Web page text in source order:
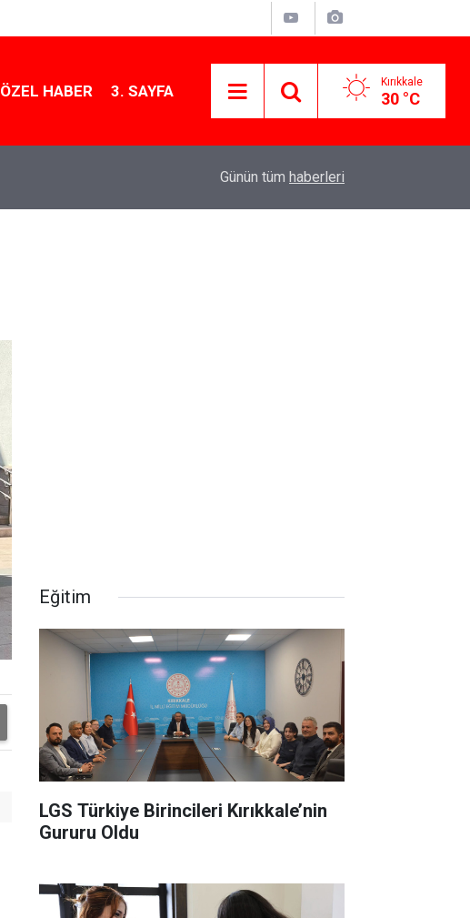
ÖZEL HABER 3. SAYFA Kırıkkale
30 °C
Kırıkkale Çalılıöz Mahallesi'nde altyapı
Günün tüm haberleri
Eğitim
LGS Türkiye Birincileri Kırıkkale’nin
Gururu Oldu